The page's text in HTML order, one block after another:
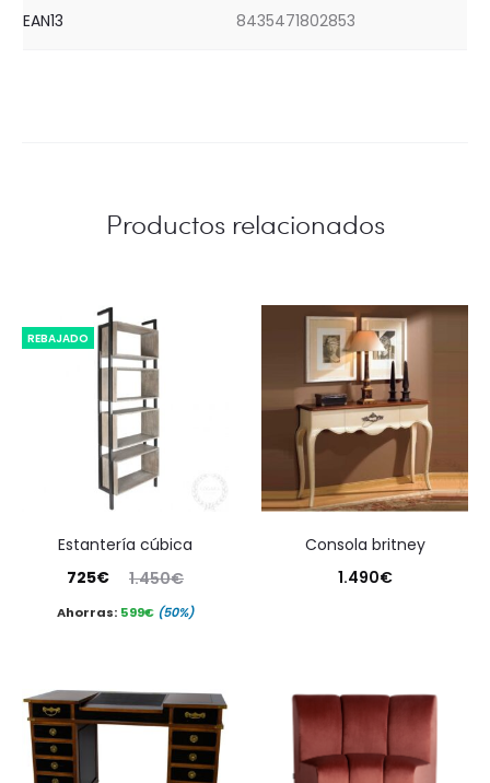
EAN13 8435471802853
Productos relacionados
REBAJADO
estantería cúbica
1.450€
El
precio
1.450€.
725€
precio
725€.
Ahorras: 599€ (50%)
consola britney
1.490€